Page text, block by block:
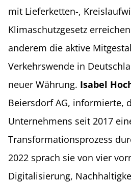
mit Lieferketten-,
Klimaschutzgesetz
anderem die aktive
Verkehrswende in
neuer Währung. Isabel
Beiersdorf AG, informierte,
Unternehmens seit 2017
Transformationsprozess
2022 sprach sie von vier
Digitalisierung,